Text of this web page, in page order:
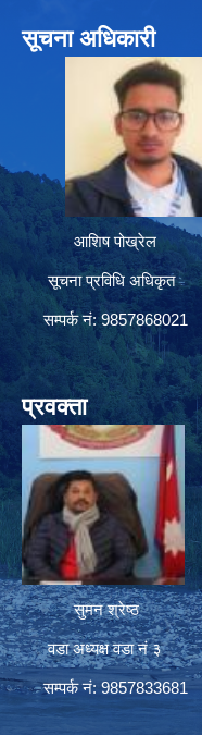
सूचना अधिकारी
आशिष पोख्रेल
सूचना प्रविधि अधिकृत
सम्पर्क नं: 9857868021
प्रवक्ता
सुमन श्रेष्ठ
वडा अध्यक्ष वडा नं ३
सम्पर्क नं: 9857833681